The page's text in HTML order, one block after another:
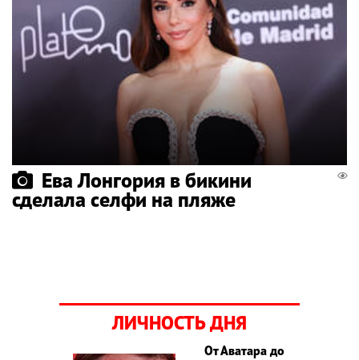
Ева Лонгория в бикини
сделала селфи на пляже
ЛИЧНОСТЬ ДНЯ
От Аватара до